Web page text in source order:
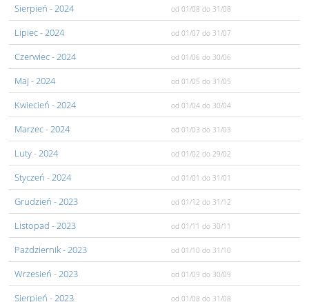
Sierpień - 2024 od 01/08 do 31/08
Lipiec- 2024 od 01/07 do 31/07
Czerwiec- 2024 od 01/06 do 30/06
Maj - 2024 od 01/05 do 31/05
Kwiecień - 2024 od 01/04 do 30/04
Marzec- 2024 od 01/03 do 31/03
Luty- 2024 od 01/02 do 29/02
Styczeń - 2024 od 01/01 do 31/01
Grudzień - 2023 od 01/12 do 31/12
Listopad - 2023 od 01/11 do 30/11
Pażdziernik- 2023 od 01/10 do 31/10
Wrzesień - 2023 od 01/09 do 30/09
Sierpień - 2023 od 01/08 do 31/08